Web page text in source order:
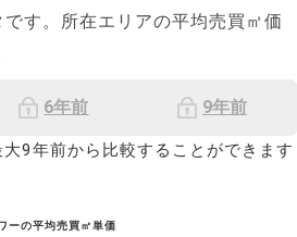
す。所在エリアの平均売買㎡価
6年前 9年前
9年前から比較することができます
ーの平均売買㎡単価